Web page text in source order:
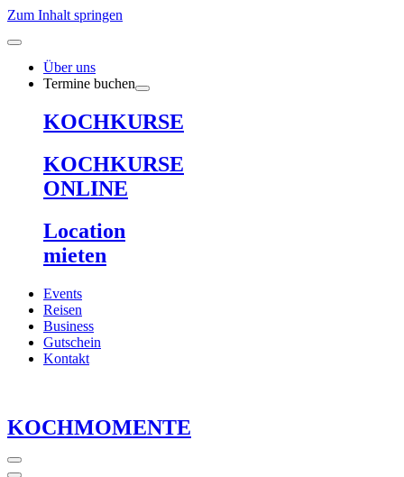
Zum Inhalt springen
Über uns
Termine buchen
KOCHKURSE
KOCHKURSE
ONLINE
Location
mieten
Events
Reisen
Business
Gutschein
Kontakt
KOCHMOMENTE